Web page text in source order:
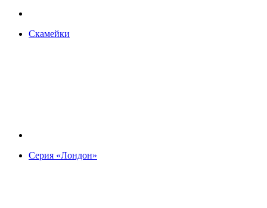
Скамейки
Серия «Лондон»